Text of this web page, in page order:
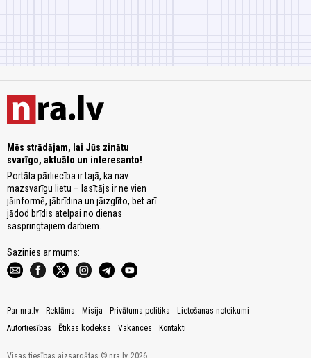
Mēs strādājam, lai Jūs zinātu
svarīgo, aktuālo un interesanto!
Portāla pārliecība ir tajā, ka nav
mazsvarīgu lietu – lasītājs ir ne vien
jāinformē, jābrīdina un jāizglīto, bet arī
jādod brīdis atelpai no dienas
saspringtajiem darbiem.
Sazinies ar mums:
Par nra.lv Reklāma Misija Privātuma politika
Lietošanas noteikumi
Autortiesības
Ētikas kodekss Vakances Kontakti
Visas tiesības aizsargātas © nra.lv, 2026